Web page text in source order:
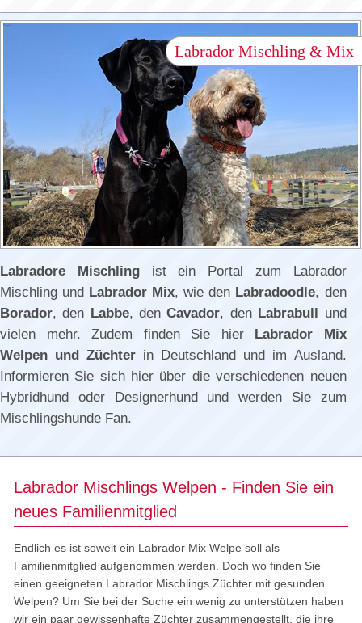
Labradore Mischlingist ein Portal zum Labrador
Mischling und Labrador Mix, wie den Labradoodle, den
Borador, den Labbe, denCavador, den Labrabull und
vielen mehr. Zudem finden Sie hier Labrador Mix
Welpen und Züchter in Deutschland und im Ausland.
Informieren Sie sich hier über die verschiedenen neuen
Hybridhund oder Designerhund und werden Sie zum
Mischlingshunde Fan.
Labrador Mischling & Mix
Labrador Mischlings Welpen - Finden Sie ein
neues Familienmitglied
Endlich es ist soweit ein Labrador Mix Welpe soll als
Familienmitglied aufgenommen werden. Doch wo finden Sie
einen geeigneten Labrador Mischlings Züchter mit gesunden
Welpen? Um Sie bei der Suche ein wenig zu unterstützen haben
wir ein paar gewissenhafte Züchter zusammengestellt, die ihre